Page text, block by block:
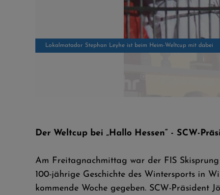
Der Weltcup bei „Hallo Hessen“ - SCW-
Am Freitagnachmittag war der FIS
100-jährige Geschichte des Wintersports in
kommende Woche gegeben. SCW-